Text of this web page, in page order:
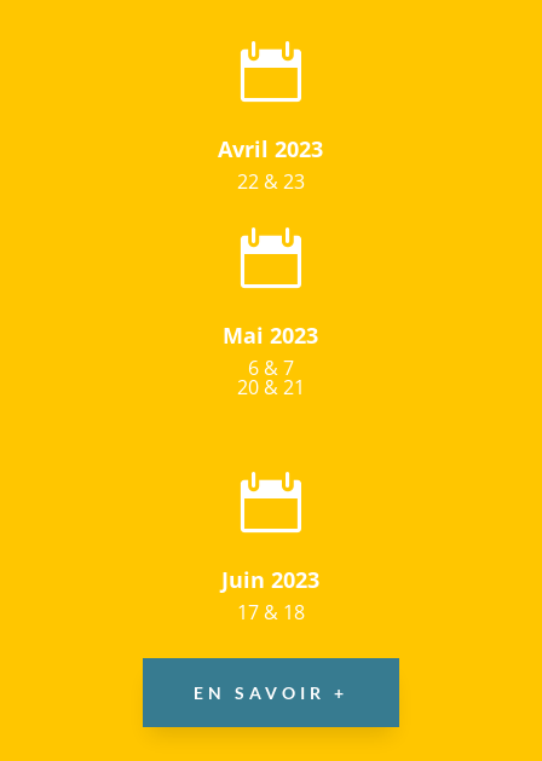

Avril 2023
22 & 23

Mai 2023
6 & 7
20 & 21

Juin 2023
17 & 18
EN SAVOIR +